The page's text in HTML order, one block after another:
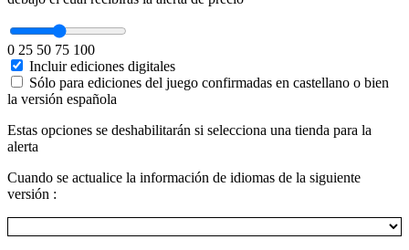
0 25 50 75 100
Incluir ediciones digitales
Sólo para ediciones del juego confirmadas en castellano o bien
la versión española
Estas opciones se deshabilitarán si selecciona una tienda para la
alerta
Cuando se actualice la información de idiomas de la siguiente
versión :